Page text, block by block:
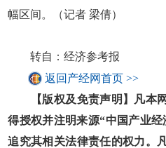
幅区间。（记者 梁倩）
转自：经济参考报
返回产经网首页 >>
【版权及免责声明】凡本网
得授权并注明来源“中国产业
追究其相关法律责任的权力。